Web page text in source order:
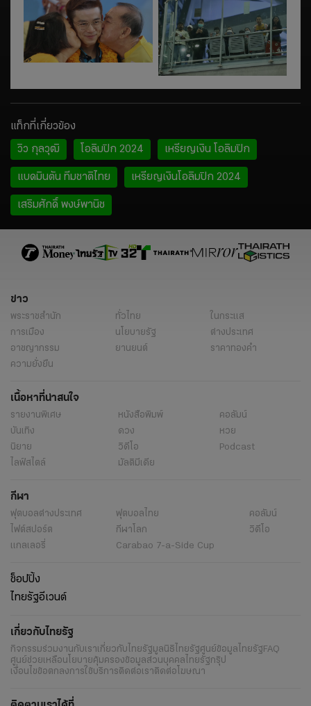
แท็กที่เกี่ยวข้อง
วิว กุลวุฒิ โอลิมปิก 2024 เหรียญเงิน โอลิมปิก
แบดมินตัน ทีมชาติไทย เหรียญเงินโอลิมปิก 2024
เสริมศักดิ์​ พงษ์พานิช
ข่าว
พระราชสำนัก ทั่วไทย
ในกระแส
การเมือง
นโยบายรัฐ
ต่างประเทศ
อาชญากรรม
ยานยนต์
ราคาทองคำ
ความยั่งยืน
เนื้อหาที่น่าสนใจ
รายงานพิเศษ หนังสือพิมพ์
คอลัมน์
บันเทิง
ดวง
หวย
นิยาย
วิดีโอ
Podcast
ไลฟ์สไตล์
มัลติมีเดีย
กีฬา
ฟุตบอลต่่างประเทศ ฟุตบอลไทย
คอลัมน์
ไฟต์สปอร์ต
กีฬาโลก
วิดีโอ
แกลเลอรี่
Carabao 7-a-Side Cup
ช็อปปิ้ง
ไทยรัฐอีเวนต์
เกี่ยวกับไทยรัฐ
กิจกรรมร่วมงานกับเราเกี่ยวกับไทยรัฐมูลนิธิไทยรัฐศูนย์ข้อมูลไทยรัฐ FAQ
ศูนย์ช่วยเหลือนโยบายคุ้มครองข้อมูลส่วนบุคคลไทยรัฐกรุ๊ป
เงื่อนไขข้อตกลงการใช้บริการติดต่อเราติดต่อโฆษณา